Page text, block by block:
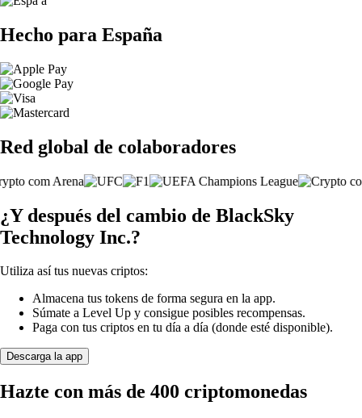
Hecho para España
Red global de colaboradores
¿Y después del cambio de BlackSky
Technology Inc.?
Utiliza así tus nuevas criptos:
Almacena tus tokens de forma segura en la app.
Súmate a Level Up y consigue posibles recompensas.
Paga con tus criptos en tu día a día (donde esté disponible).
Descarga la app
Hazte con más de 400 criptomonedas